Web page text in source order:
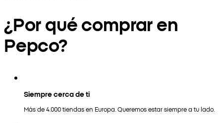
¿Por qué comprar en
Pepco?
Siempre cerca de ti
Más de 4.000 tiendas en Europa. Queremos estar siempre a tu lado.